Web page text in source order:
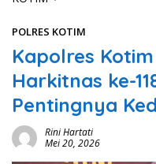
POLRES KOTIM
Kapolres
Harkitnas ke-
Pentingnya
Rini Hartati
Mei 20, 2026